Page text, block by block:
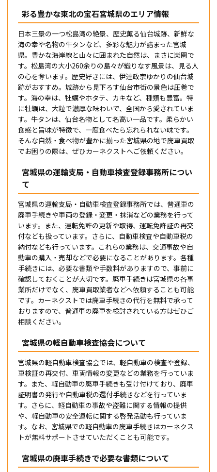
彩る豊かな東北の宝石宮城県のエリア情報
日本三景の一つ松島湾の絶景、歴史薫る仙台城跡、新鮮な
海の幸や名物の牛タンなど、多彩な魅力が詰まった宮城
県。豊かな海岸線と山々に囲まれた自然は、まさに楽園で
す。松島湾の大小260余りの島々が織りなす風景は、見る人
の心を奪います。歴史好きには、伊達政宗ゆかりの仙台城
跡がおすすめ。城跡から見下ろす仙台市街の景色は圧巻で
す。海の幸は、牡蠣やホタテ、カキなど、種類も豊富。特
に牡蠣は、大粒で濃厚な味わいで、全国から愛されていま
す。牛タンは、仙台名物として名高い一品です。柔らかい
食感と旨味が特徴で、一度食べたら忘れられない味です。
そんな自然・食べ物が豊かに揃った宮城県の地で廃車買取
でお困りの際は、ぜひカーネクストへご依頼ください。
宮城県の運輸支局・自動車検査登録事務所につい
て
宮城県の運輸支局・自動車検査登録事務所では、普通車の
廃車手続きや車両の登録・変更・抹消などの業務を行って
います。また、運転免許の更新や取得、運転免許証の再交
付なども扱っています。さらに、自動車検査や自動車税の
納付なども行っています。これらの業務は、交通事故や自
動車の購入・売却などで必要になることがあります。各種
手続きには、必要な書類や手数料がありますので、事前に
確認しておくことが大切です。廃車手続きは宮城県の各事
業所だけでなく、廃車買取業者などへ依頼することも可能
です。カーネクストでは廃車手続きの代行を無料で承って
おりますので、普通車の廃車を検討されている方はぜひご
相談ください。
宮城県の軽自動車検査協会について
宮城県の軽自動車検査協会では、軽自動車の検査や登録、
車検証の再交付、車両情報の変更などの業務を行っていま
す。また、軽自動車の廃車手続きも受け付けており、廃車
証明書の発行や自動車税の還付手続きなどを行っていま
す。さらに、軽自動車の事故や盗難に関する情報の提供
や、軽自動車の安全運転に関する啓発活動も行っていま
す。なお、宮城県での軽自動車の廃車手続きはカーネクス
トが無料サポートさせていただくことも可能です。
宮城県の廃車手続きで必要な書類について